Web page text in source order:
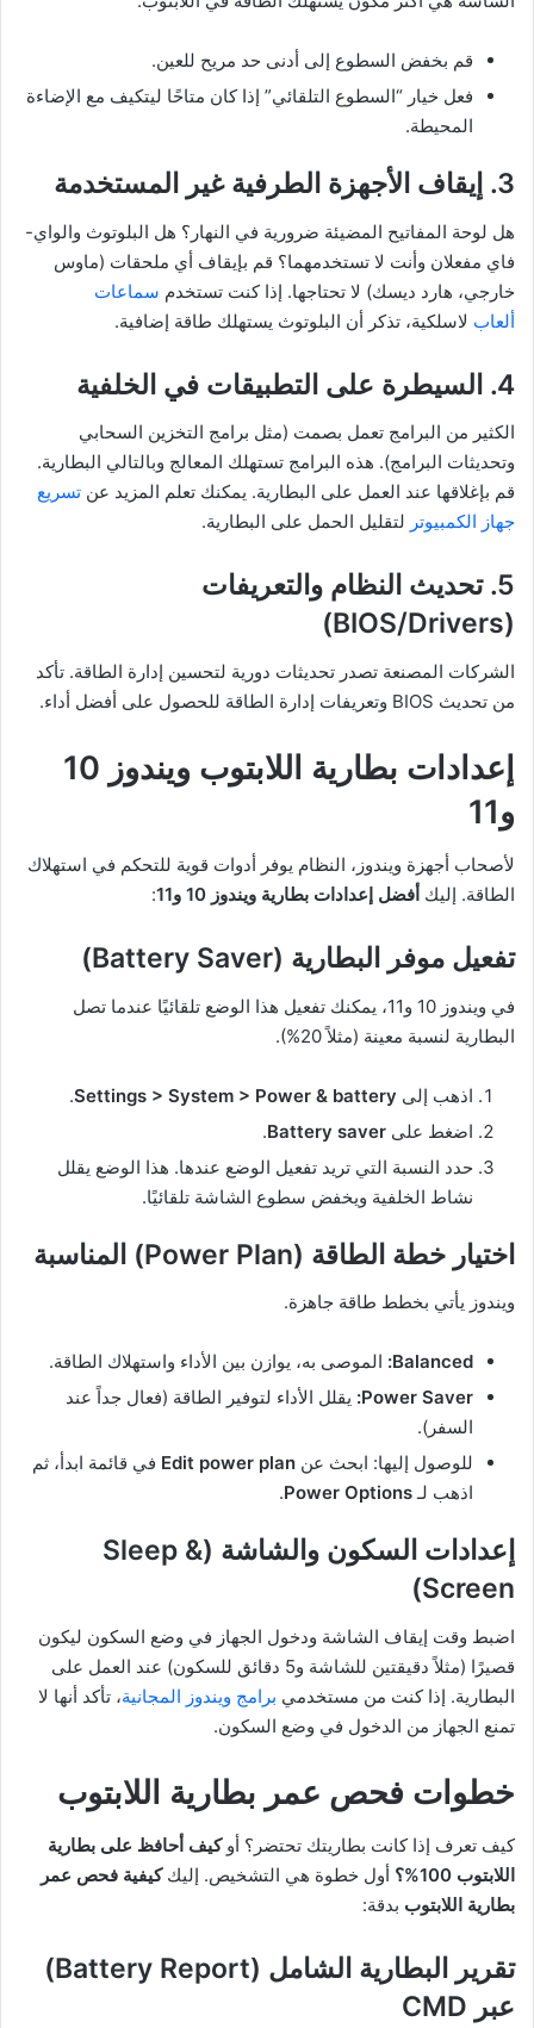
قم بخفض السطوع إلى أدنى حد مريح للعين.
فعل خيار “السطوع التلقائي” إذا كان متاحًا ليتكيف مع الإضاءة
المحيطة.
3. إيقاف الأجهزة الطرفية غير المستخدمة
هل لوحة المفاتيح المضيئة ضرورية في النهار؟ هل البلوتوث والواي-
فاي مفعلان وأنت لا تستخدمهما؟ قم بإيقاف أي ملحقات (ماوس
خارجي، هارد ديسك) لا تحتاجها. إذا كنت تستخدم سماعات
ألعاب لاسلكية، تذكر أن البلوتوث يستهلك طاقة إضافية.
4. السيطرة على التطبيقات في الخلفية
الكثير من البرامج تعمل بصمت (مثل برامج التخزين السحابي
وتحديثات البرامج). هذه البرامج تستهلك المعالج وبالتالي البطارية.
قم بإغلاقها عند العمل على البطارية. يمكنك تعلم المزيد عن تسريع
جهاز الكمبيوتر لتقليل الحمل على البطارية.
5. تحديث النظام والتعريفات
(BIOS/Drivers)
الشركات المصنعة تصدر تحديثات دورية لتحسين إدارة الطاقة. تأكد
من تحديث BIOS وتعريفات إدارة الطاقة للحصول على أفضل أداء.
إعدادات بطارية اللابتوب ويندوز 10
و11
لأصحاب أجهزة ويندوز، النظام يوفر أدوات قوية للتحكم في استهلاك
الطاقة. إليك أفضل إعدادات بطارية ويندوز 10 و11 :
تفعيل موفر البطارية (Battery Saver)
في ويندوز 10 و11، يمكنك تفعيل هذا الوضع تلقائيًا عندما تصل
البطارية لنسبة معينة (مثلاً 20%).
اذهب إلى Settings > System > Power & battery
.
اضغط على Battery saver
.
حدد النسبة التي تريد تفعيل الوضع عندها. هذا الوضع يقلل
نشاط الخلفية ويخفض سطوع الشاشة تلقائيًا.
اختيار خطة الطاقة (Power Plan) المناسبة
ويندوز يأتي بخطط طاقة جاهزة.
Balanced: الموصى به، يوازن بين الأداء واستهلاك الطاقة.
Power Saver: يقلل الأداء لتوفير الطاقة (فعال جداً عند
السفر).
للوصول إليها: ابحث عن Edit power plan في قائمة ابدأ، ثم
اذهب لـPower Options
.
إعدادات السكون والشاشة (Sleep &
Screen)
اضبط وقت إيقاف الشاشة ودخول الجهاز في وضع السكون ليكون
قصيرًا (مثلاً دقيقتين للشاشة و5 دقائق للسكون) عند العمل على
البطارية. إذا كنت من مستخدمي برامج ويندوز المجانية، تأكد أنها لا
تمنع الجهاز من الدخول في وضع السكون.
خطوات فحص عمر بطارية اللابتوب
كيف تعرف إذا كانت بطاريتك تحتضر؟ أوكيف أحافظ على بطارية
اللابتوب 100%؟
أول خطوة هي التشخيص. إليككيفية فحص عمر
بطارية اللابتوب بدقة:
تقرير البطارية الشامل (Battery Report)
عبر CMD